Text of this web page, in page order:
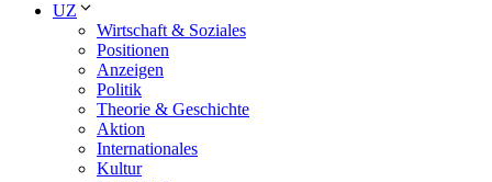
UZ
Wirtschaft & Soziales
Positionen
Anzeigen
Politik
Theorie & Geschichte
Aktion
Internationales
Kultur